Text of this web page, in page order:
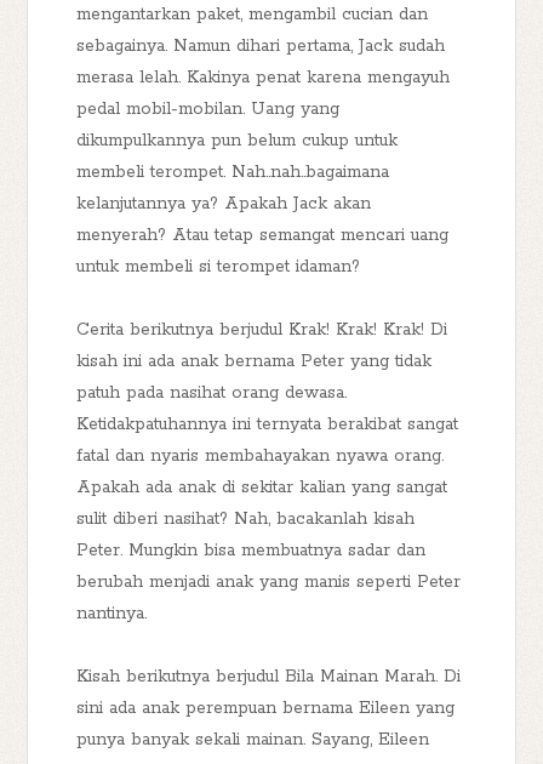
mengantarkan paket, mengambil cucian dan
sebagainya. Namun dihari pertama, Jack sudah
merasa lelah. Kakinya penat karena mengayuh
pedal mobil-mobilan. Uang yang
dikumpulkannya pun belum cukup untuk
membeli terompet. Nah..nah..bagaimana
kelanjutannya ya? Apakah Jack akan
menyerah? Atau tetap semangat mencari uang
untuk membeli si terompet idaman?
Cerita berikutnya berjudul Krak! Krak! Krak! Di
kisah ini ada anak bernama Peter yang tidak
patuh pada nasihat orang dewasa.
Ketidakpatuhannya ini ternyata berakibat sangat
fatal dan nyaris membahayakan nyawa orang.
Apakah ada anak di sekitar kalian yang sangat
sulit diberi nasihat? Nah, bacakanlah kisah
Peter. Mungkin bisa membuatnya sadar dan
berubah menjadi anak yang manis seperti Peter
nantinya.
Kisah berikutnya berjudul Bila Mainan Marah. Di
sini ada anak perempuan bernama Eileen yang
punya banyak sekali mainan. Sayang, Eileen